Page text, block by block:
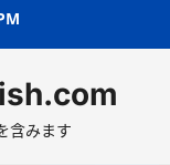
含みます